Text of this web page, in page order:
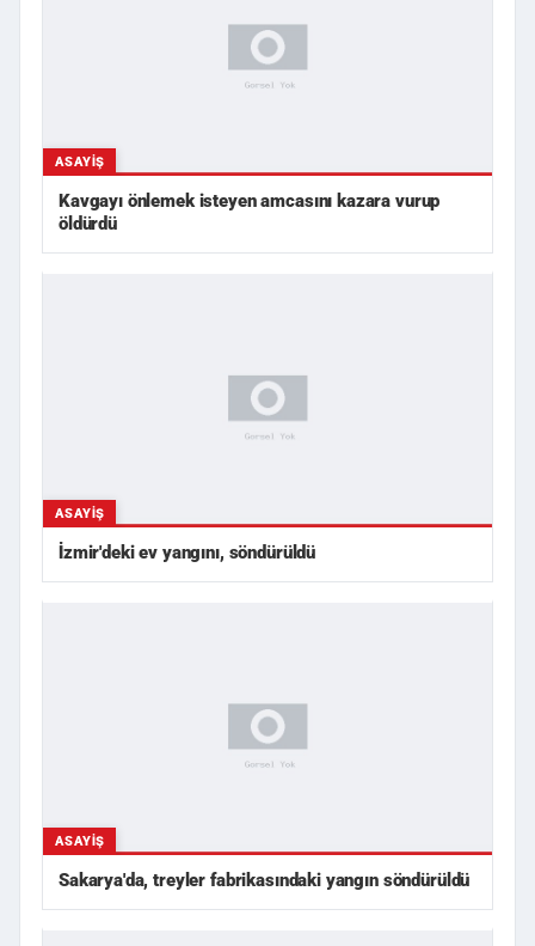
ASAYIŞ
Kavgayı önlemek isteyen amcasını kazara vurup
öldürdü
ASAYIŞ
İzmir'deki ev yangını, söndürüldü
ASAYIŞ
Sakarya'da, treyler fabrikasındaki yangın söndürüldü